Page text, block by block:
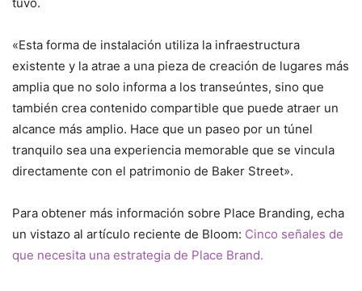
«Esta forma de instalación utiliza la infraestructura
existente y la atrae a una pieza de creación de lugares más
amplia que no solo informa a los transeúntes, sino que
también crea contenido compartible que puede atraer un
alcance más amplio. Hace que un paseo por un túnel
tranquilo sea una experiencia memorable que se vincula
directamente con el patrimonio de Baker Street».
Para obtener más información sobre Place Branding, echa
un vistazo al artículo reciente de Bloom: Cinco señales de
que necesita una estrategia de Place Brand.